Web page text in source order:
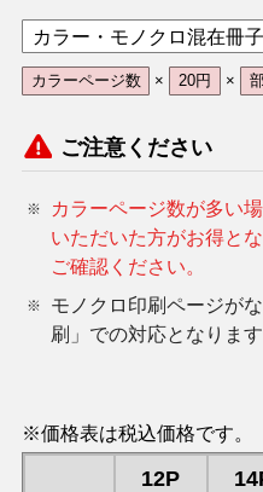
カラー・モノクロ混在冊
カラーページ数 × 20円 ×
ご注意ください
カラーページ数が多い
いただいた方がお得と
ご確認ください。
モノクロ印刷ページが
刷」での対応となります
※価格表は税込価格です。
12P